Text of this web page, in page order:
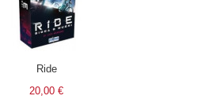
Ride
20,00 €